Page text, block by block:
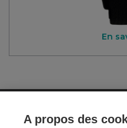
En
CGA
A propos des